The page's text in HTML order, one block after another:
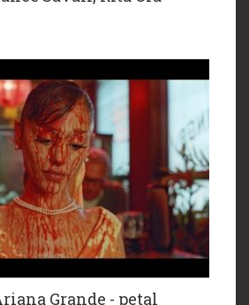
Grande - petal